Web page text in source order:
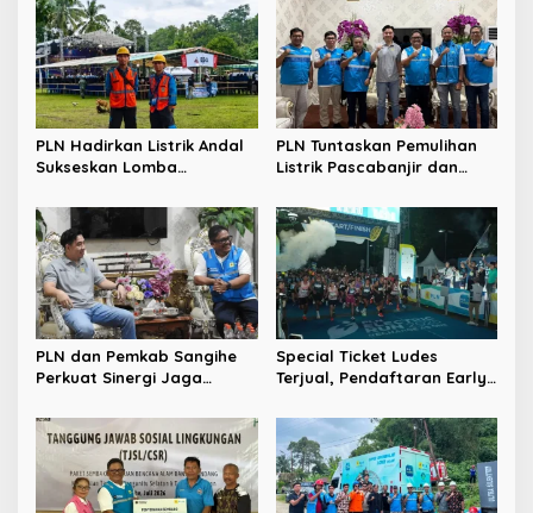
PLN Hadirkan Listrik Andal
Sukseskan Lomba
Bermazmur” di Sangihe
PLN Tuntaskan Pemulihan
Listrik Pascabanjir dan
Kolaborasi dengan Pemkab
Jadi Kunci
PLN dan Pemkab Sangihe
Perkuat Sinergi Jaga
Wilayah Kepulauan
Special Ticket Ludes
Terjual, Pendaftaran Early
Dibuka Besok